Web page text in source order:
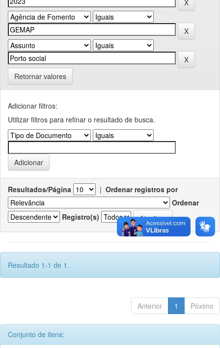
Retornar valores
Adicionar filtros:
Utilizar filtros para refinar o resultado de busca.
Resultados/Página | Ordenar registros por
Ordenar
Registro(s)
Resultado 1-1 de 1.
Anterior 1 Póximo
Conjunto de itens: